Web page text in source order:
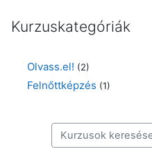
Kurzuskategóriák
Olvass.el! (2)
Felnőttképzés (1)
Kurzusok keresése